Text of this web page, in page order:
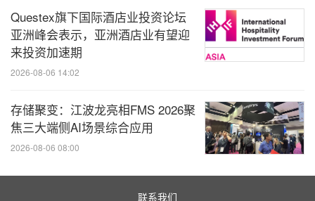
Questex旗下国际酒店业投资论坛
亚洲峰会表示，亚洲酒店业有望迎
来投资加速期
2026-08-06 14:02
存储聚变：江波龙亮相FMS 2026聚
焦三大端侧AI场景综合应用
2026-08-06 08:00
联系我们